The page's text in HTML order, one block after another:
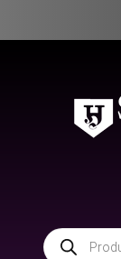
Products
search